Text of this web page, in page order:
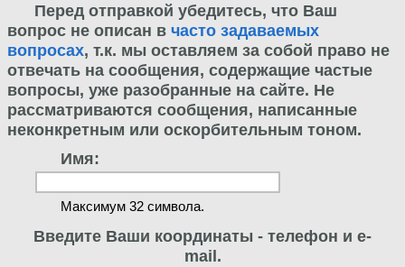
Перед отправкой убедитесь, что Ваш
вопрос не описан в часто задаваемых
вопросах, т.к. мы оставляем за собой право не
отвечать на сообщения, содержащие частые
вопросы, уже разобранные на сайте. Не
рассматриваются сообщения, написанные
неконкретным или оскорбительным тоном.
Имя:
Максимум 32 символа.
Введите Ваши координаты - телефон и e-
mail.